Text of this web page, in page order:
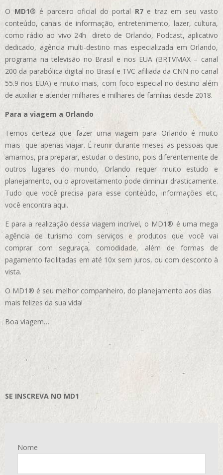
OMD1® é parceiro oficial do portal R7e traz em seu vasto
conteúdo, canais de informação, entretenimento, lazer, cultura,
como rádio ao vivo 24h direto de Orlando, Podcast, aplicativo
dedicado, agência multi-destino mas especializada em Orlando,
programa na televisão no Brasil e nos EUA (BRTVMAX – canal
200 da parabólica digital no Brasil e TVC afiliada da CNN no canal
55.9 nos EUA) e muito mais, com foco especial no destino além
de auxiliar e atender milhares e milhares de famílias desde 2018.
Para a viagem a Orlando
Temos certeza que fazer uma viagem para Orlando é muito
mais que apenas viajar. É reunir durante meses as pessoas que
amamos, pra preparar, estudar o destino, pois diferentemente de
outros lugares do mundo, Orlando requer muito estudo e
planejamento, ou o aproveitamento pode diminuir drasticamente.
Tudo que você precisa para esse conteúdo, informações etc,
você encontra aqui.
E para a realização dessa viagem incrível, o MD1® é uma mega
agência de turismo com serviços e produtos que você vai
comprar com seguraça, comodidade, além de formas de
pagamento facilitadas em até 10x sem juros, ou com desconto à
vista.
O MD1® é seu melhor companheiro, do planejamento aos dias
mais felizes da sua vida!
Boa viagem…
SE INSCREVA NO MD1
Nome